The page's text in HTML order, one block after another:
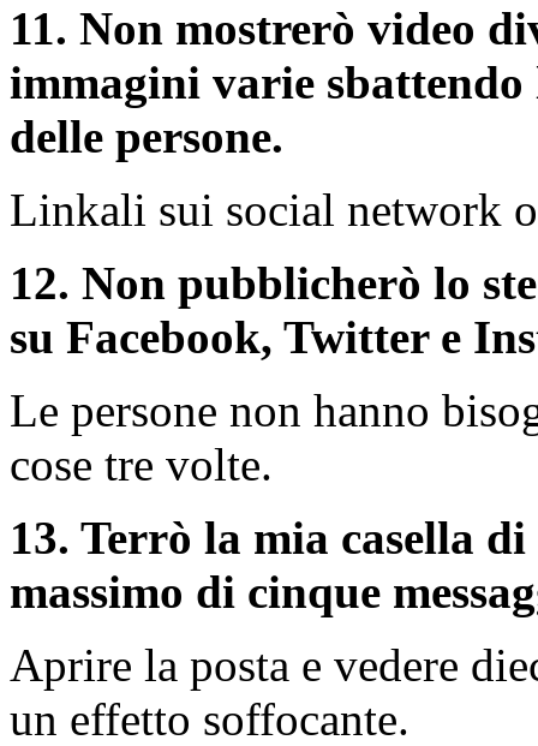
11. Non mostrerò video
immagini varie
delle persone.
Linkali sui social network
12. Non pubblicherò lo
su Facebook, Twitter e
Le persone non hanno
cose tre volte.
13. Terrò la mia casella
massimo di cinque
Aprire la posta e vedere
un effetto soffocante.